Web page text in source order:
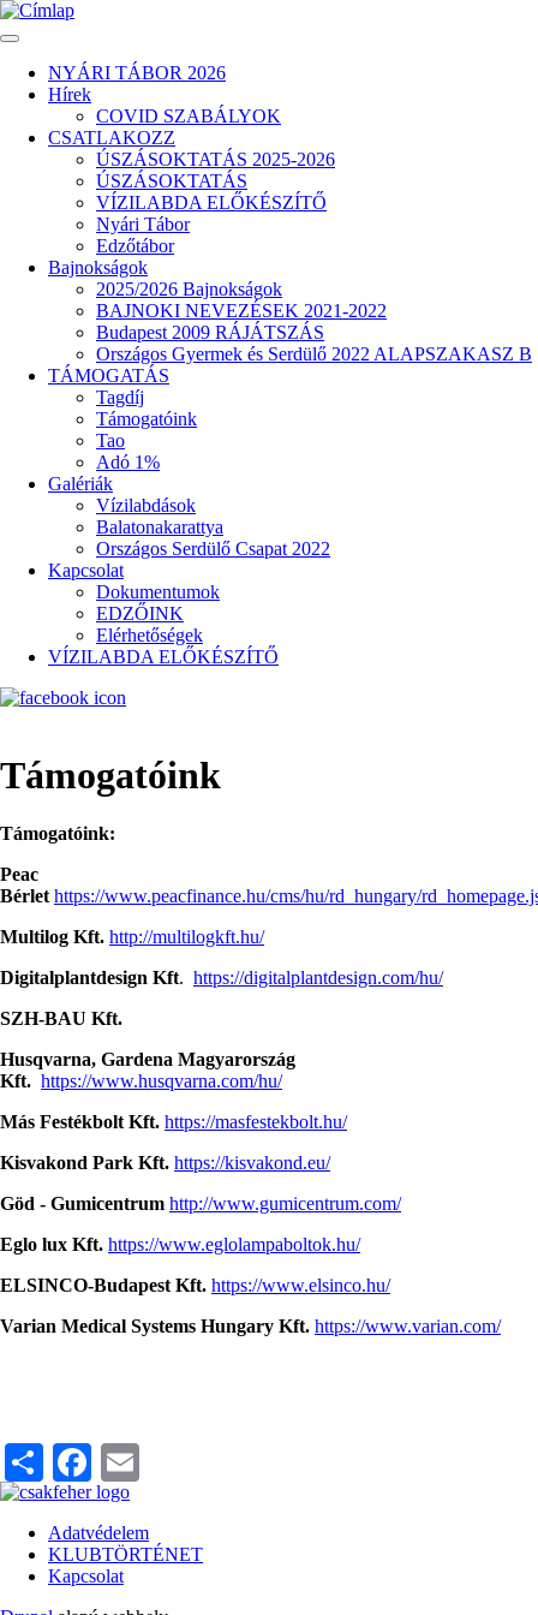
Ugrás
a
Fő
navigáció
NYÁRI TÁBOR 2026
Hírek
COVID SZABÁLYOK
CSATLAKOZZ
ÚSZÁSOKTATÁS 2025-2026
ÚSZÁSOKTATÁS
VÍZILABDA ELŐKÉSZÍTŐ
Nyári Tábor
Edzőtábor
Bajnokságok
2025/2026 Bajnokságok
BAJNOKI NEVEZÉSEK 2021-2022
Budapest 2009 RÁJÁTSZÁS
Országos Gyermek és Serdülő 2022 ALAPSZAKASZ B
TÁMOGATÁS
Tagdíj
Támogatóink
Tao
Adó 1%
Galériák
Vízilabdások
Balatonakarattya
Országos Serdülő Csapat 2022
Kapcsolat
Dokumentumok
EDZŐINK
Elérhetőségek
VÍZILABDA ELŐKÉSZÍTŐ
Támogatóink
Támogatóink:
Peac
Bérlet https://www.peacfinance.hu/cms/hu/rd_hungary/
Multilog Kft. http://multilogkft.hu/
Digitalplantdesign Kft. https://digitalplantdesign.com/hu/
SZH-BAU Kft.
Husqvarna, Gardena Magyarország
Kft. https://www.husqvarna.com/hu/
Más Festékbolt Kft. https://masfestekbolt.hu/
Kisvakond Park Kft. https://kisvakond.eu/
Göd - Gumicentrum http://www.gumicentrum.com/
Eglo lux Kft. https://www.eglolampaboltok.hu/
ELSINCO-Budapest Kft. https://www.elsinco.hu/
Varian Medical Systems Hungary Kft. https://www.varian.com/
ShareFacebook
Lábléc
Adatvédelem
KLUBTÖRTÉNET
Kapcsolat